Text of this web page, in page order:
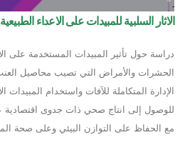
الاثار السلبية للمبيدات على الاعداء
دراسة حول تأثير المبيدات المستخدمة على
الحشرات والأمراض التي تصيب محاصيل
الإدارة المتكاملة للآفات واستخدام المبيدات
للوصول إلى انتاج صحي ذات جدوى
مع الحفاظ على التوازن البيئي وعلى صحة